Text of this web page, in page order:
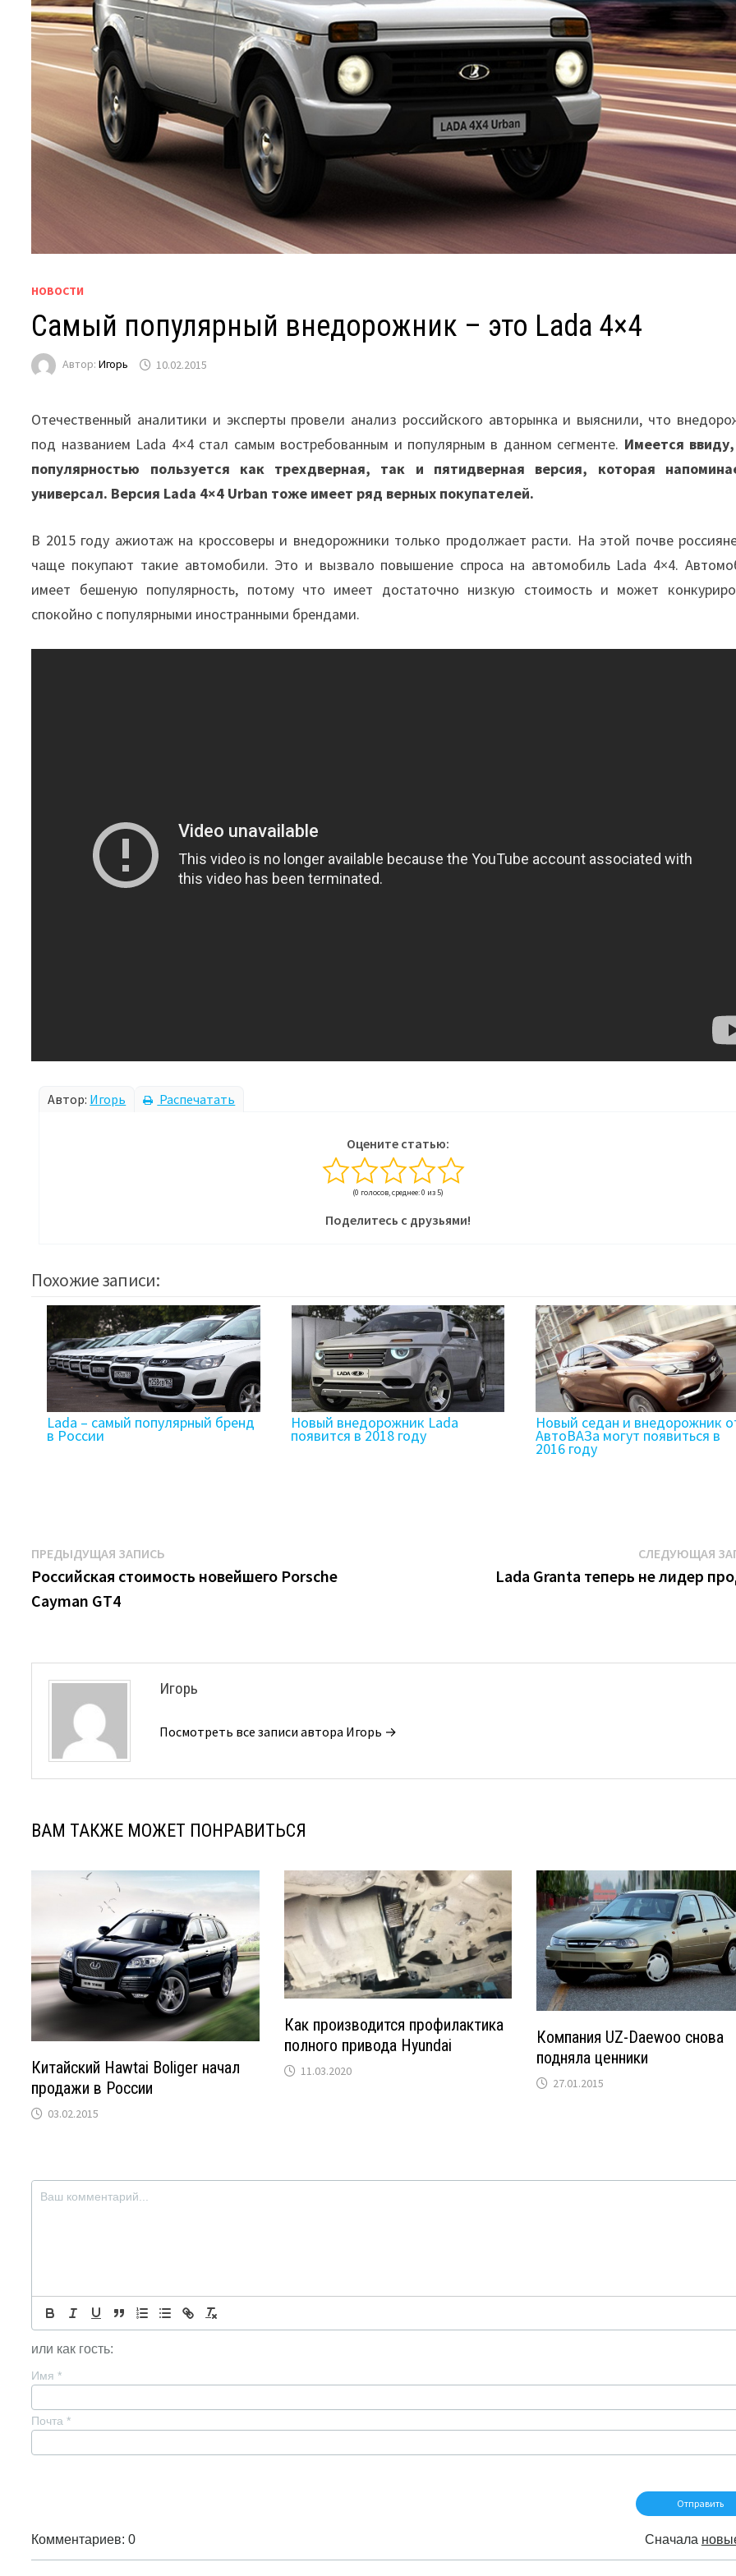
НОВОСТИ
Самый популярный внедорожник – это Lada 4×4
Автор:Игорь 10.02.2015
Отечественный аналитики и эксперты провели анализ российского авторынка и выяснили, что
под названием Lada 4×4 стал самым востребованным и популярным в данном сегменте. Имеется
популярностью пользуется как трехдверная, так и пятидверная версия, которая
универсал. Версия Lada 4×4 Urban тоже имеет ряд верных покупателей.
В 2015 году ажиотаж на кроссоверы и внедорожники только продолжает расти. На этой почве
чаще покупают такие автомобили. Это и вызвало повышение спроса на автомобиль Lada 4×4.
имеет бешеную популярность, потому что имеет достаточно низкую стоимость и может
спокойно с популярными иностранными брендами.
Автор: Игорь Распечатать
Оцените статью:
(0 голосов, среднее: 0 из 5)
Поделитесь с друзьями!
Похожие записи:
Lada – самый популярный бренд
в России
Новый внедорожник Lada
появится в 2018 году
Новый седан и внедорожник
АвтоВАЗа могут появиться в
2016 году
Навигация
по
записям
ПРЕДЫДУЩАЯ ЗАПИСЬ
запись:
Российская стоимость новейшего Porsche
Cayman GT4
СЛЕДУЮЩАЯ
Lada Granta теперь не лидер
Игорь
Посмотреть все записи автора Игорь →
ВАМ ТАКЖЕ МОЖЕТ ПОНРАВИТЬСЯ
Китайский Hawtai Boliger начал
продажи в России
03.02.2015
Как производится профилактика
полного привода Hyundai
11.03.2020
Компания UZ-Daewoo снова
подняла ценники
27.01.2015
или как гость:
Имя *
Почта *
Комментариев: 0 Сначала